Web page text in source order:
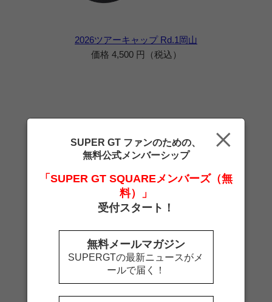
2026ツアーキャップ Rd.1岡山
価格 4,500 円（税込）
価格 4,500 円（税込）
SUPER GT ファンのための、
無料公式メンバーシップ
「SUPER GT SQUAREメンバーズ（無
料）」
受付スタート！
無料メールマガジン
SUPERGTの最新ニュースがメ
ールで届く！